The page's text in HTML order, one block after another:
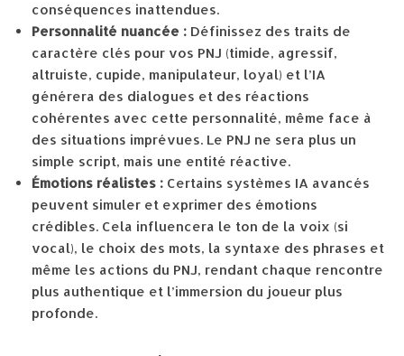
conséquences inattendues.
Personnalité nuancée : Définissez des traits de
caractère clés pour vos PNJ (timide, agressif,
altruiste, cupide, manipulateur, loyal) et l’IA
générera des dialogues et des réactions
cohérentes avec cette personnalité, même face à
des situations imprévues. Le PNJ ne sera plus un
simple script, mais une entité réactive.
Émotions réalistes : Certains systèmes IA avancés
peuvent simuler et exprimer des émotions
crédibles. Cela influencera le ton de la voix (si
vocal), le choix des mots, la syntaxe des phrases et
même les actions du PNJ, rendant chaque rencontre
plus authentique et l’immersion du joueur plus
profonde.